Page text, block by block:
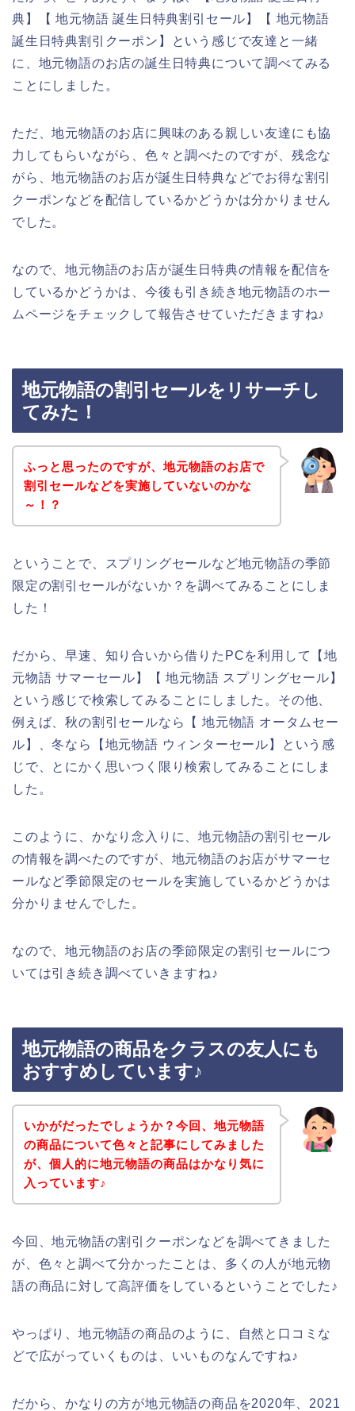
典】【 地元物語 誕生日特典割引セール】【 地元物語
誕生日特典割引クーポン】という感じで友達と一緒
に、地元物語のお店の誕生日特典について調べてみる
ことにしました。
ただ、地元物語のお店に興味のある親しい友達にも協
力してもらいながら、色々と調べたのですが、残念な
がら、地元物語のお店が誕生日特典などでお得な割引
クーポンなどを配信しているかどうかは分かりません
でした。
なので、地元物語のお店が誕生日特典の情報を配信を
しているかどうかは、今後も引き続き地元物語のホー
ムページをチェックして報告させていただきますね♪
地元物語の割引セールをリサーチし
てみた！
ふっと思ったのですが、地元物語のお店で
割引セールなどを実施していないのかな
～！？
ということで、スプリングセールなど地元物語の季節
限定の割引セールがないか？を調べてみることにしま
した！
だから、早速、知り合いから借りたPCを利用して【地
元物語 サマーセール】【 地元物語 スプリングセール】
という感じで検索してみることにしました。その他、
例えば、秋の割引セールなら【 地元物語 オータムセー
ル】、冬なら【地元物語 ウィンターセール】という感
じで、とにかく思いつく限り検索してみることにしま
した。
このように、かなり念入りに、地元物語の割引セール
の情報を調べたのですが、地元物語のお店がサマーセ
ールなど季節限定のセールを実施しているかどうかは
分かりませんでした。
なので、地元物語のお店の季節限定の割引セールにつ
いては引き続き調べていきますね♪
地元物語の商品をクラスの友人にも
おすすめしています♪
いかがだったでしょうか？今回、地元物語
の商品について色々と記事にしてみました
が、個人的に地元物語の商品はかなり気に
入っています♪
今回、地元物語の割引クーポンなどを調べてきました
が、色々と調べて分かったことは、多くの人が地元物
語の商品に対して高評価をしているということでした♪
やっぱり、地元物語の商品のように、自然と口コミな
どで広がっていくものは、いいものなんですね♪
だから、かなりの方が地元物語の商品を2020年、2021